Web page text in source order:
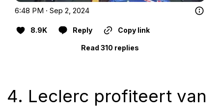
6:48 PM · Sep 2, 2024
8.9K Reply Copy link
Read 310 replies
4. Leclerc profiteert van